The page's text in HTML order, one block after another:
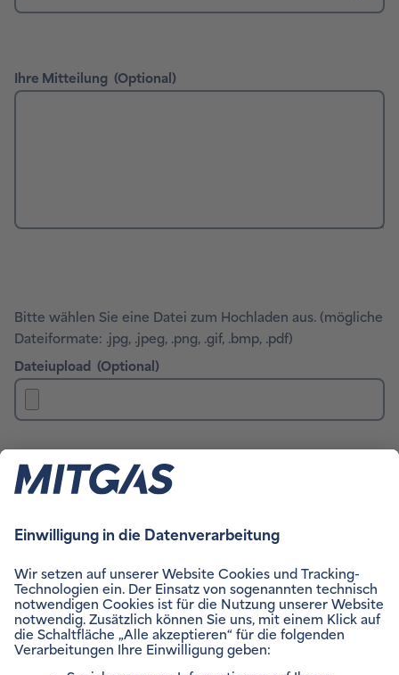
Bitte wählen Sie eine Datei zum Hochladen aus. (mögliche
Dateiformate: .jpg, .jpeg, .png, .gif, .bmp, .pdf)